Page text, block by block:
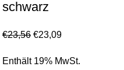
schwarz
€23,56 €23,09
Enthält 19% MwSt.